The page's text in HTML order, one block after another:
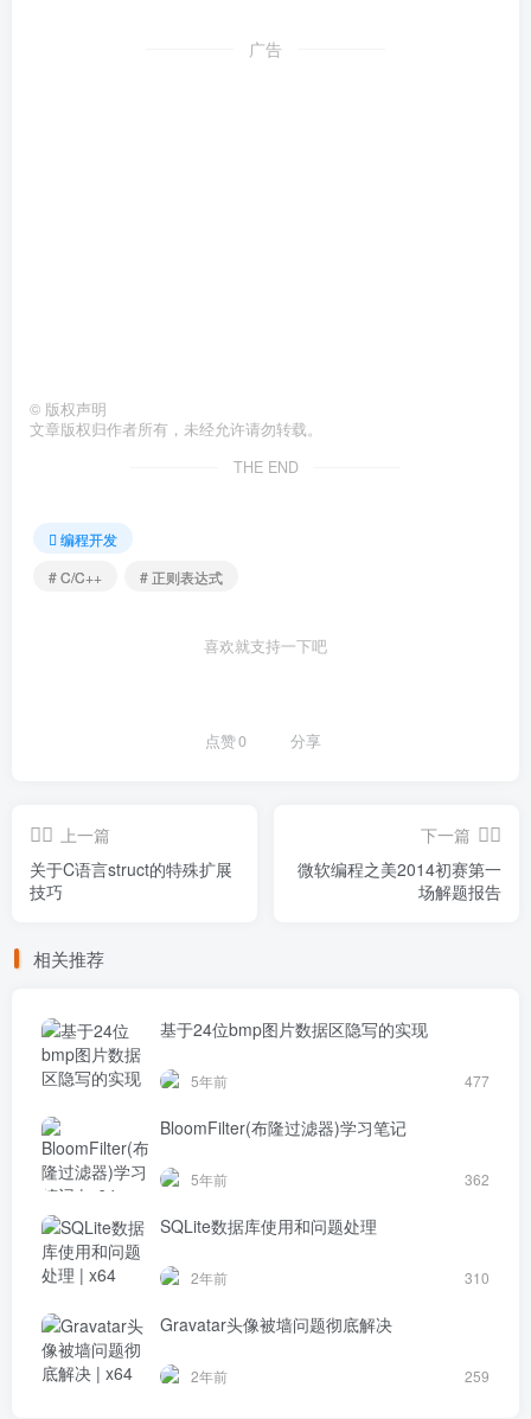
广告
© 版权声明
文章版权归作者所有，未经允许请勿转载。
THE END
编程开发
# C/C++
# 正则表达式
喜欢就支持一下吧
点赞0 分享
上一篇
关于C语言struct的特殊扩展
技巧
下一篇
微软编程之美2014初赛第一
场解题报告
相关推荐
基于24位bmp图片数据区隐写的实现
5年前 477
BloomFilter(布隆过滤器)学习笔记
5年前 362
SQLite数据库使用和问题处理
2年前 310
Gravatar头像被墙问题彻底解决
2年前 259